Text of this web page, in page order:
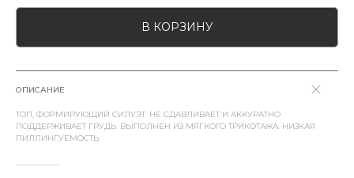
В КОРЗИНУ
ОПИСАНИЕ
ТОП, ФОРМИРУЮЩИЙ СИЛУЭТ. НЕ СДАВЛИВАЕТ И АККУРАТНО
ПОДДЕРЖИВАЕТ ГРУДЬ. ВЫПОЛНЕН ИЗ МЯГКОГО ТРИКОТАЖА. НИЗКАЯ
ПИЛЛИНГУЕМОСТЬ.